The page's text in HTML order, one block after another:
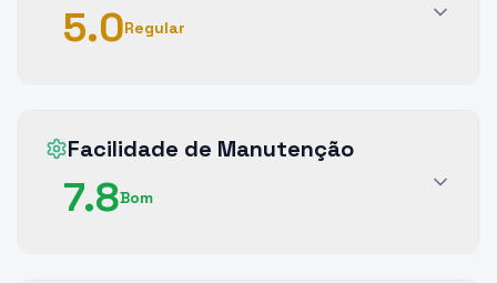
5.0Regular
Facilidade de Manutenção
7.8Bom